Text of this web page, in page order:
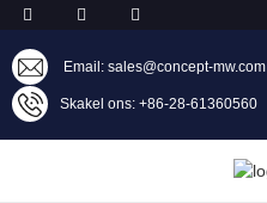
Email: sales@concept-mw.com
Skakel ons: +86-28-61360560